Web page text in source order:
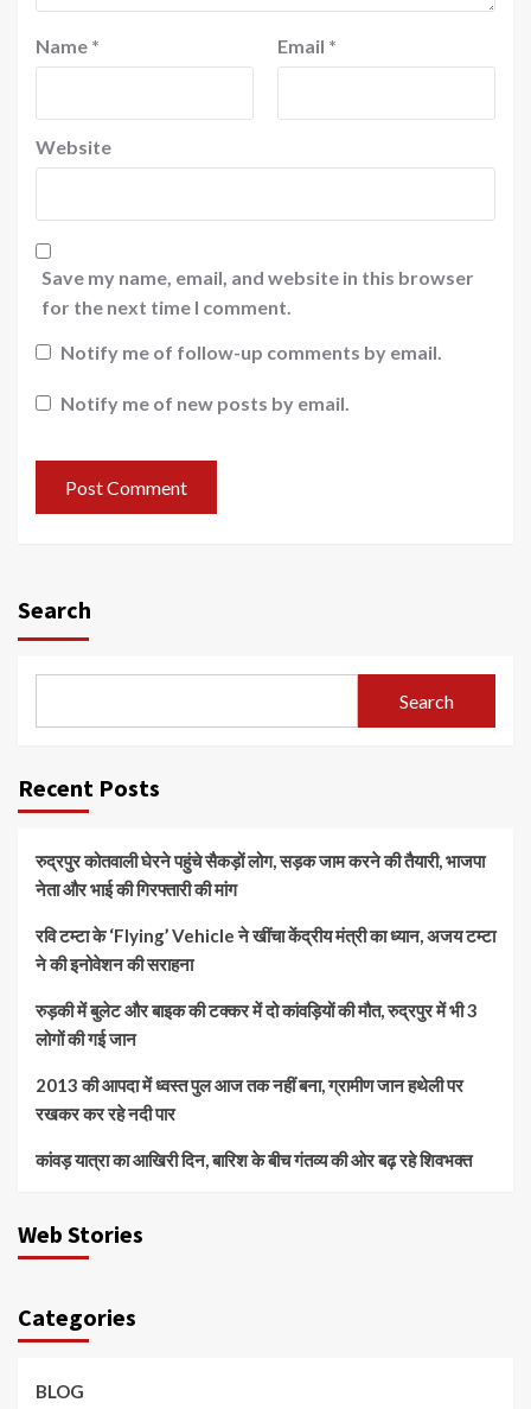
Name * Email *
Website
Save my name, email, and website in this browser
for the next time I comment.
Notify me of follow-up comments by email.
Notify me of new posts by email.
Search
Search
Recent Posts
रुद्रपुर कोतवाली घेरने पहुंचे सैकड़ों लोग, सड़क जाम करने की तैयारी, भाजपा
नेता और भाई की गिरफ्तारी की मांग
रवि टम्टा के ‘Flying’ Vehicle ने खींचा केंद्रीय मंत्री का ध्यान, अजय टम्टा
ने की इनोवेशन की सराहना
रुड़की में बुलेट और बाइक की टक्कर में दो कांवड़ियों की मौत, रुद्रपुर में भी 3
लोगों की गई जान
2013 की आपदा में ध्वस्त पुल आज तक नहीं बना, ग्रामीण जान हथेली पर
रखकर कर रहे नदी पार
कांवड़ यात्रा का आखिरी दिन, बारिश के बीच गंतव्य की ओर बढ़ रहे शिवभक्त
Web Stories
Categories
BLOG